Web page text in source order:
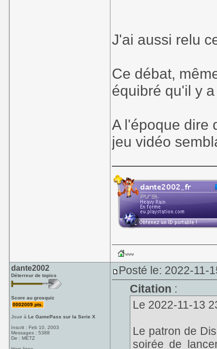
Le débat ne
Aladdin SNES
tout à fait
Pour moi la
fera le
possibilité de
combats
à commencer
comportement
sens.
jeu ne pousse
pas de timer
inexistante,
possibilités
New Game +...
Tandis que la
J'ai aussi relu
Ce débat,
équibré qu'il y
A l'époque dire
jeu vidéo
dante2002
Déterreur de topics
Score au grosquiz
0002009 pts.
Joue àLe GamePass sur la Serie X
Inscrit : Feb 10, 2003
Messages : 5388
De : METZ
Posté le: 2022-11-
Citation :
Le 2022-11-13
Le patron de
soirée de